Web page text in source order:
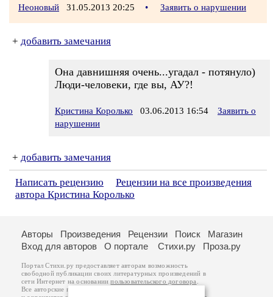
Неоновый 31.05.2013 20:25 • Заявить о нарушении
+ добавить замечания
Она давнишняя очень...угадал - потянуло)
Люди-человеки, где вы, АУ?!
Кристина Королько 03.06.2013 16:54
Заявить о
нарушении
+ добавить замечания
Написать рецензию
Рецензии на все произведения
автора Кристина Королько
Авторы Произведения Рецензии Поиск
Магазин
Вход для авторов
О портале Стихи.ру Проза.ру
Портал Стихи.ру предоставляет авторам возможность
свободной публикации своих литературных произведений в
сети Интернет на основаниипользовательского договора
Все авторские права на произведения принадлежат авторам